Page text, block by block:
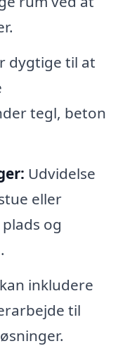
dygtige til at
tegl, beton
Udvidelse
eller
og
inkludere
til